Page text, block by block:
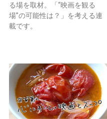
る場を取材。「“映画を観る
場”の可能性は？」を考える連
載です。